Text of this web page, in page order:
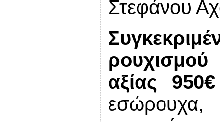
Στεφάνου
αξίας 950€
εσώρουχα,